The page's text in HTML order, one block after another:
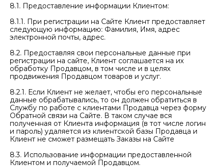
8.1. Предоставление информации Клиентом:
8.1.1. При регистрации на Сайте Клиент предоставляет
следующую информацию: Фамилия, Имя, адрес
электронной почты, адрес.
8.2. Предоставляя свои персональные данные при
регистрации на сайте, Клиент соглашается на их
обработку Продавцом, в том числе и в целях
продвижения Продавцом товаров и услуг.
8.2.1. Если Клиент не желает, чтобы его персональные
данные обрабатывались, то он должен обратиться в
Службу по работе с клиентами Продавца через форму
Обратной связи на Сайте. В таком случае вся
полученная от Клиента информация (в тот числе логин
и пароль) удаляется из клиентской базы Продавца и
Клиент не сможет размещать Заказы на Сайте
8.3. Использование информации предоставленной
Клиентом и получаемой Продавцом.